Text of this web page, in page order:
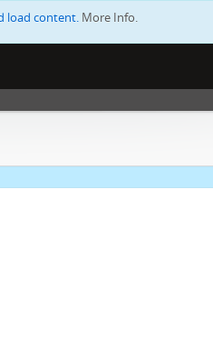
load content. More Info.
de canções